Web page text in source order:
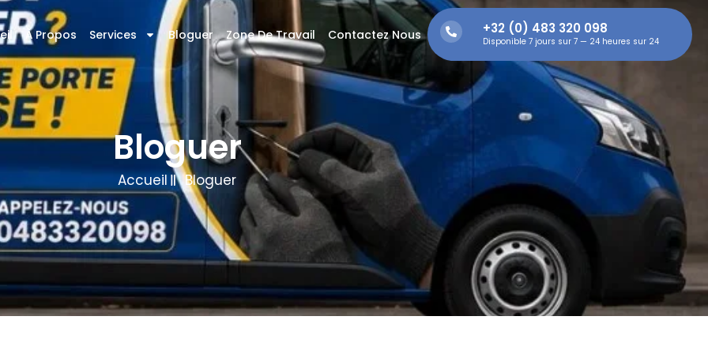
À Propos Services Bloguer Zone De Travail Contactez Nous +32 (0) 483 320 098
Disponible 7 jours sur 7 — 24 heures sur 24
Bloguer
Accueil Bloguer